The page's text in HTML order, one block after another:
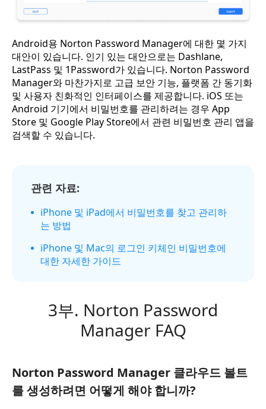
Android용 Norton Password Manager에 대한 몇 가지
대안이 있습니다. 인기 있는 대안으로는 Dashlane,
LastPass 및 1Password가 있습니다. Norton Password
Manager와 마찬가지로 고급 보안 기능, 플랫폼 간 동기화
및 사용자 친화적인 인터페이스를 제공합니다. iOS 또는
Android 기기에서 비밀번호를 관리하려는 경우 App
Store 및 Google Play Store에서 관련 비밀번호 관리 앱을
검색할 수 있습니다.
관련 자료:
iPhone 및 iPad에서 비밀번호를 찾고 관리하
는 방법
iPhone 및 Mac의 로그인 키체인 비밀번호에
대한 자세한 가이드
3부. Norton Password
Manager FAQ
Norton Password Manager 클라우드 볼트
를 생성하려면 어떻게 해야 합니까?